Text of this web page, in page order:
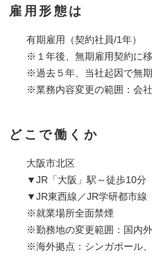
雇用形態は
有期雇用（契約社員/1年）
※１年後、無期雇用契約に
※過去５年、当社起因で無
※業務内容変更の範囲：会
どこで働くか
大阪市北区
▼JR「大阪」駅～徒歩10分
▼JR東西線／JR学研都市線
※就業場所全面禁煙
※勤務地の変更範囲：国内
※海外拠点：シンガポール